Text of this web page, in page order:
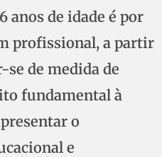
anos de idade é por
profissional, a partir
se de medida de
fundamental à
o
e